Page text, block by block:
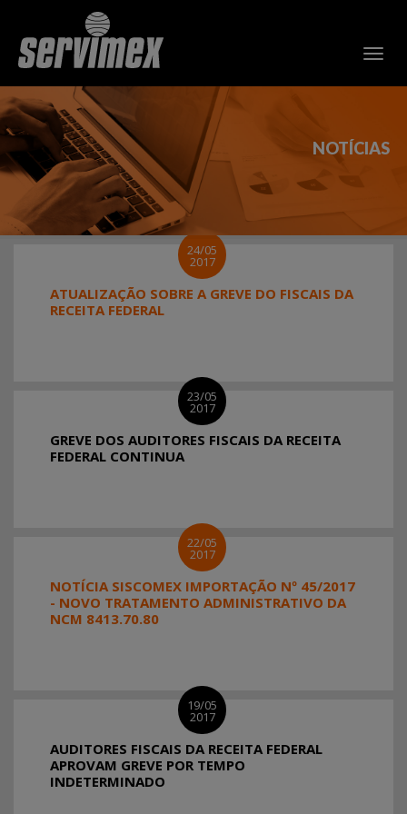
NOTÍCIAS
24/05
2017
ATUALIZAÇÃO SOBRE A GREVE DO FISCAIS DA
RECEITA FEDERAL
23/05
2017
GREVE DOS AUDITORES FISCAIS DA RECEITA
FEDERAL CONTINUA
22/05
2017
NOTÍCIA SISCOMEX IMPORTAÇÃO Nº 45/2017
- NOVO TRATAMENTO ADMINISTRATIVO DA
NCM 8413.70.80
19/05
2017
AUDITORES FISCAIS DA RECEITA FEDERAL
APROVAM GREVE POR TEMPO
INDETERMINADO